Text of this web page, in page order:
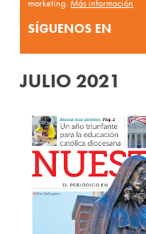
marketing.Más información
SÍGUENOS EN
JULIO 2021